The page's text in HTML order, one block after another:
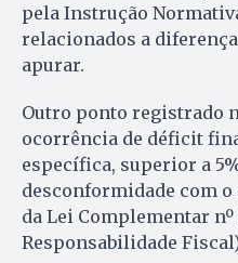
pela Instrução
relacionados a
apurar.
Outro ponto registrado
ocorrência de déficit
específica, superior a
desconformidade com o
da Lei Complementar nº
Responsabilidade